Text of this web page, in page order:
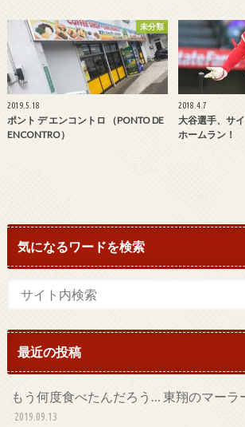
未分類
2019.5.18
ポント デ エンコントロ （PONTO DE
ENCONTRO）
2018.4.7
大谷選手、サ
ホームラン！
気になるワードを検索
最近の投稿
もう何度食べたんだろう… 東翔のマーラ
2019.09.13